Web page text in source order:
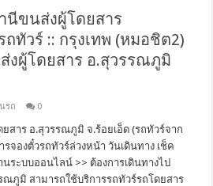
นีขนส่งผู้โดยสาร
ทัวร์ :: กรุงเทพ (หมอชิต2)
งผู้โดยสาร อ.สุวรรณภูมิ
รถ 0
สาร อ.สุวรรณภูมิ จ.ร้อยเอ็ด (รถทัวร์จาก
รจองตั๋วรถทัวร์ล่วงหน้า วันเดินทาง เช็ค
ระบบออนไลน์ >> ต้องการเดินทางไป
ณภูมิ สามารถใช้บริการรถทัวร์รถโดยสาร